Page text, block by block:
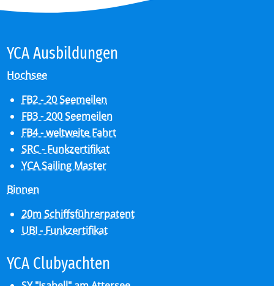
YCA Aus­bil­dun­gen
Hochsee
FB2 - 20 Seemeilen
FB3 - 200 Seemeilen
FB4 - weltweite Fahrt
SRC - Funkzertifikat
YCA Sailing Master
Binnen
20m Schiffsführerpatent
UBI - Funkzertifikat
YCA Club­y­ach­ten